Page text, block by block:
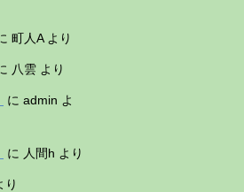
町人Aより
八雲 より
に admin よ
に 人間h より
り